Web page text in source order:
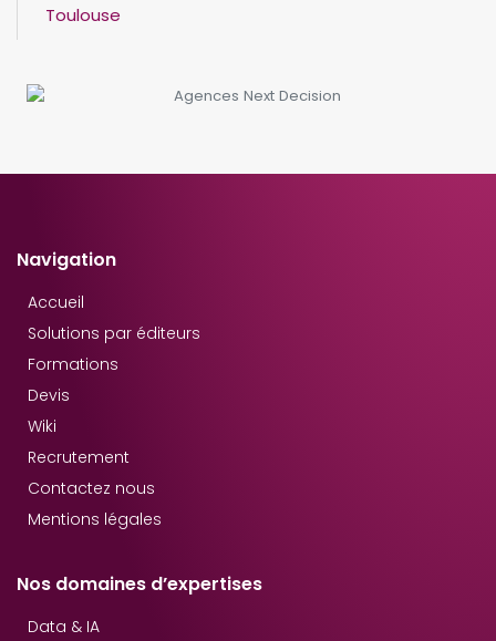
Toulouse
Navigation
Accueil
Solutions par éditeurs
Formations
Devis
Wiki
Recrutement
Contactez nous
Mentions légales
Nos domaines d’expertises
Data & IA